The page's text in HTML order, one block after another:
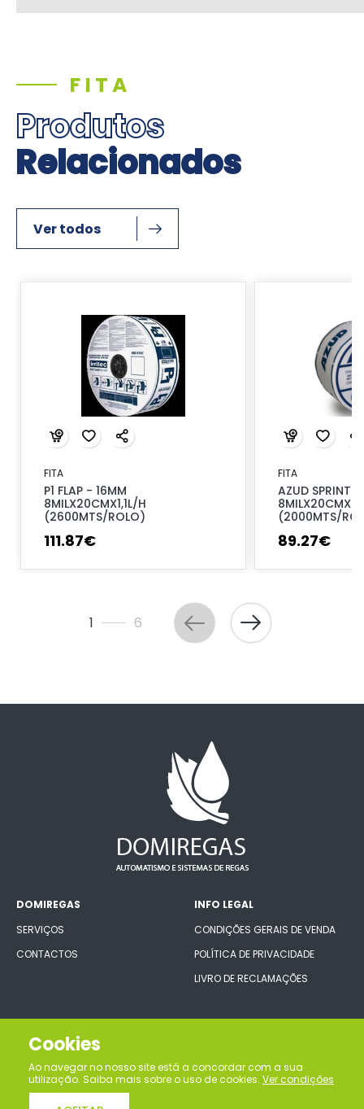
FITA
Produtos
Relacionados
Ver todos
FITA
P1 FLAP - 16MM
8MILX20CMX1,1L/H
(2600MTS/ROLO)
111.87€
FITA
AZUD SPRINT
(2000MTS/
89.27€
1 6
DOMIREGAS
SERVIÇOS
CONTACTOS
INFO LEGAL
CONDIÇÕES GERAIS DE VENDA
POLÍTICA DE PRIVACIDADE
LIVRO DE RECLAMAÇÕES
CONECTE-SE CONNOSCO
Cookies
Ao navegar no nosso site está a concordar com a sua
utilização. Saiba mais sobre o uso de cookies. Ver condições